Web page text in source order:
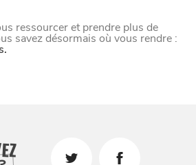
ressourcer et prendre plus de
savez désormais où vous rendre :